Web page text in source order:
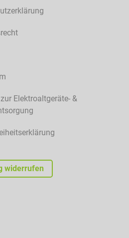
Elektroaltgeräte- &
widerrufen